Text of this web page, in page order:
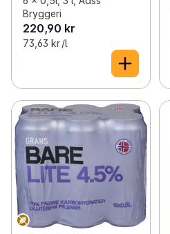
Bryggeri
220,90 kr
73,63 kr /l